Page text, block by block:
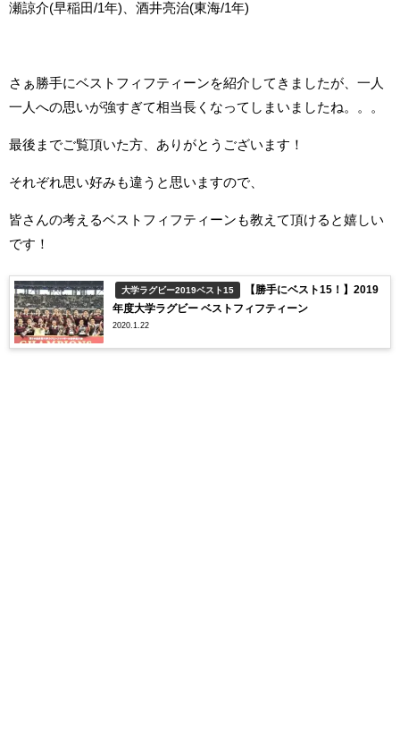
瀬諒介(早稲田/1年)、酒井亮治(東海/1年)
さぁ勝手にベストフィフティーンを紹介してきましたが、一人
一人への思いが強すぎて相当長くなってしまいましたね。。。
最後までご覧頂いた方、ありがとうございます！
それぞれ思い好みも違うと思いますので、
皆さんの考えるベストフィフティーンも教えて頂けると嬉しい
です！
大学ラグビー2019ベスト15
【勝手にベスト15！】2019
年度大学ラグビー ベストフィフティーン
2020.1.22